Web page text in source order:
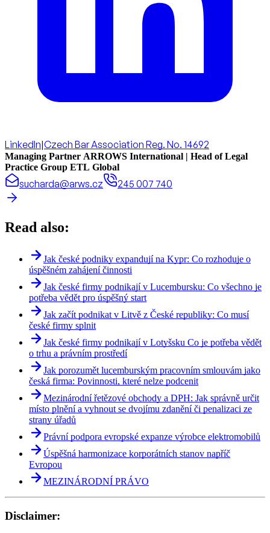
LinkedIn|Czech Bar Association Reg. No. 14692
Managing Partner ARROWS International | Head of Legal
Practice Group ETL Global
sucharda@arws.cz 245 007 740
Read also:
Jak české podniky expandují na Kypr: Co rozhoduje o
úspěšném zahájení činnosti
Jak české firmy podnikají v Lucembursku: Co všechno je
potřeba vědět pro úspěšný start
Jak začít podnikat v Litvě z České republiky: Co musí
české firmy splnit
Jak české firmy podnikají v Lotyšsku Co je potřeba vědět
o trhu a právním prostředí
Jak porozumět lucemburským pracovním smlouvám jako
česká firma: Povinnosti, které nelze podcenit
Mezinárodní řetězové obchody a DPH: Jak správně určit
místo plnění a vyhnout se dvojímu zdanění či penalizaci ze
strany úřadů
Právní podpora evropské expanze výrobce elektromobilů
Úspěšná harmonizace korporátních stanov napříč
Evropou
MEZINÁRODNÍ PRÁVO
Disclaimer: